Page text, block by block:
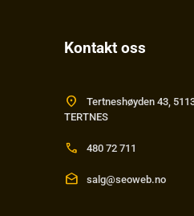
Kontakt oss
location_on
Tertneshøyden 43,
TERTNES
call 480 72 711
drafts salg@seoweb.no